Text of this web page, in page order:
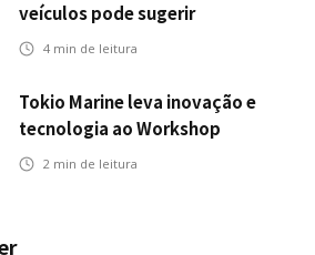
veículos pode sugerir
oportunidades para o seguro
4 min de leitura
Tokio Marine leva inovação e
tecnologia ao Workshop
Integrativo da Poli-USP
2 min de leitura